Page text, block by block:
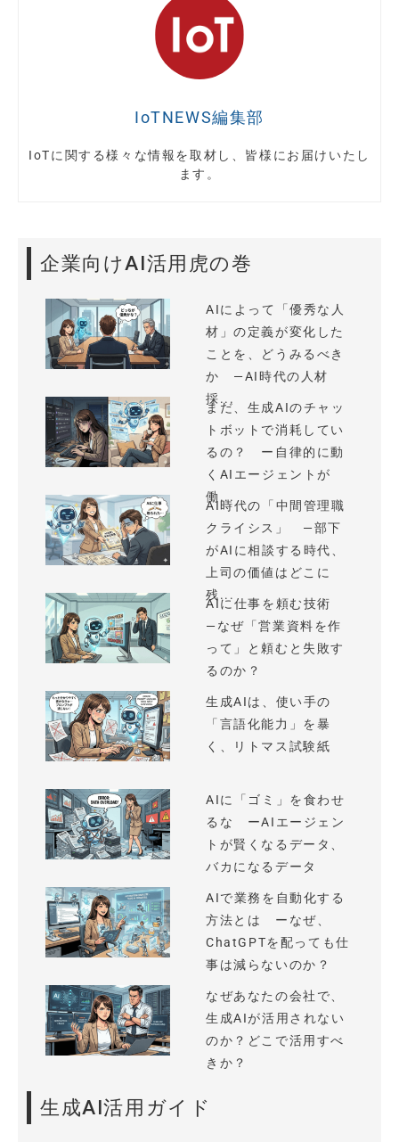
IoTNEWS編集部
IoTに関する様々な情報を取材し、皆様にお届けいたし
ます。
企業向けAI活用虎の巻
AIによって「優秀な人
材」の定義が変化した
ことを、どうみるべき
か —AI時代の人材
採...
まだ、生成AIのチャッ
トボットで消耗してい
るの？ ー自律的に動
くAIエージェントが
働...
AI時代の「中間管理職
クライシス」 —部下
がAIに相談する時代、
上司の価値はどこに
残...
AIに仕事を頼む技術
—なぜ「営業資料を作
って」と頼むと失敗す
るのか？
生成AIは、使い手の
「言語化能力」を暴
く、リトマス試験紙
AIに「ゴミ」を食わせ
るな ーAIエージェン
トが賢くなるデータ、
バカになるデータ
AIで業務を自動化する
方法とは ーなぜ、
ChatGPTを配っても仕
事は減らないのか？
なぜあなたの会社で、
生成AIが活用されない
のか？どこで活用すべ
きか？
生成AI活用ガイド